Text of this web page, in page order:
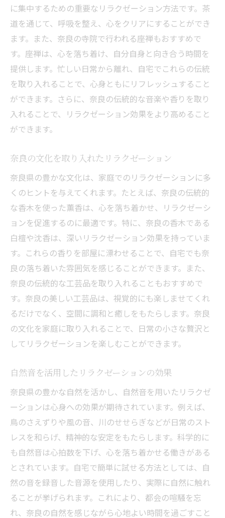
特別な機材不要奈良県スタイルのリラックス法
家庭で楽しめる奈良県流リラックス法
シンプルなリラクゼーションのためのテク
ニック
機材なしでできる奈良のリラクゼーション
身近にあるものでリラックス効果を高める
方法
奈良の伝統を感じるリラックス法
ス法
奈良県の自然と共に家庭でリラクゼーションを
極める
家庭で楽しむ奈良の自然効果
自然のエネルギーを取り入れるリラックス
法
奈良の自然音を取り入れたリラクゼーショ
ン
家庭で簡単にできる自然リラクゼーション
奈良県の植物を用いたリラックス方法
自然と調和するリラクゼーションの極意
家庭でのひと時を特別にする奈良県のリラクゼ
奈良県の伝統を取り入れた特別リラクゼー
家庭でのリラックスタイムを充実させるア
イデア
奈良の文化を感じるリラクゼーションの工
夫
心に残るひと時を作る奈良流リラクゼーシ
ョン
奈良の自然を感じる特別な時間の過ごし方
に集中するための重要なリラクゼーション方法です。茶
道を通じて、呼吸を整え、心をクリアにすることができ
ます。また、奈良の寺院で行われる座禅もおすすめで
す。座禅は、心を落ち着け、自分自身と向き合う時間を
提供します。忙しい日常から離れ、自宅でこれらの伝統
を取り入れることで、心身ともにリフレッシュすること
ができます。さらに、奈良の伝統的な音楽や香りを取り
入れることで、リラクゼーション効果をより高めること
ができます。
奈良の文化を取り入れたリラクゼーション
奈良県の豊かな文化は、家庭でのリラクゼーションに多
くのヒントを与えてくれます。たとえば、奈良の伝統的
な香木を使った薫香は、心を落ち着かせ、リラクゼーシ
ョンを促進するのに最適です。特に、奈良の香木である
白檀や沈香は、深いリラクゼーション効果を持っていま
す。これらの香りを部屋に漂わせることで、自宅でも奈
良の落ち着いた雰囲気を感じることができます。また、
奈良の伝統的な工芸品を取り入れることもおすすめで
す。奈良の美しい工芸品は、視覚的にも楽しませてくれ
るだけでなく、空間に調和と癒しをもたらします。奈良
の文化を家庭に取り入れることで、日常の小さな贅沢と
してリラクゼーションを楽しむことができます。
自然音を活用したリラクゼーションの効果
奈良県の豊かな自然を活かし、自然音を用いたリラクゼ
ーションは心身への効果が期待されています。例えば、
鳥のさえずりや風の音、川のせせらぎなどが日常のスト
レスを和らげ、精神的な安定をもたらします。科学的に
も自然音は心拍数を下げ、心を落ち着かせる働きがある
とされています。自宅で簡単に試せる方法としては、自
然の音を録音した音源を使用したり、実際に自然に触れ
ることが挙げられます。これにより、都会の喧騒を忘
れ、奈良の自然を感じながら心地よい時間を過ごすこと